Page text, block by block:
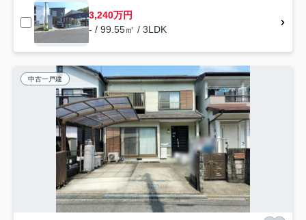
3,240万円
- / 99.55㎡ / 3LDK
中古一戸建